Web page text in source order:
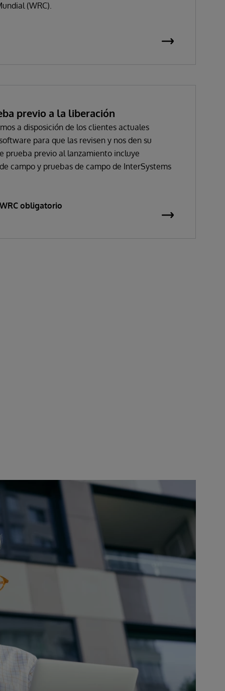
(WRC).
previo a la liberación
a disposición de los clientes actuales
para que las revisen y nos den su
prueba previo al lanzamiento incluye
campo y pruebas de campo de InterSystems
obligatorio